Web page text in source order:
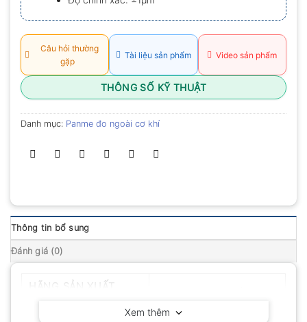
Câu hỏi thường
gặp
Tài liệu sản phẩm Video sản phẩm
THÔNG SỐ KỸ THUẬT
Danh mục: Panme đo ngoài cơ khí
Thông tin bổ sung
Đánh giá (0)
Xem thêm